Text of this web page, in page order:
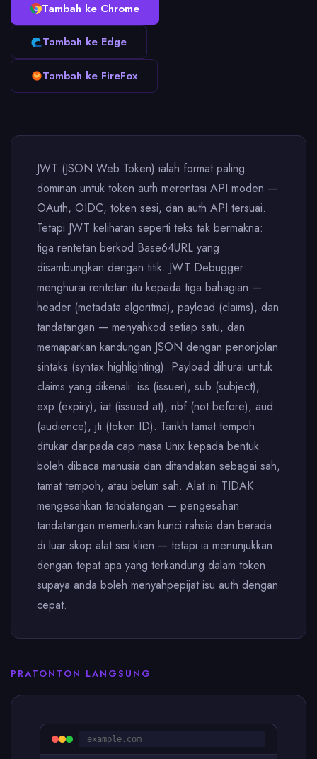
Tambah ke Chrome
Tambah ke Edge
Tambah ke FireFox
JWT (JSON Web Token) ialah format paling
dominan untuk token auth merentasi API moden —
OAuth, OIDC, token sesi, dan auth API tersuai.
Tetapi JWT kelihatan seperti teks tak bermakna:
tiga rentetan berkod Base64URL yang
disambungkan dengan titik. JWT Debugger
menghurai rentetan itu kepada tiga bahagian —
header (metadata algoritma), payload (claims), dan
tandatangan — menyahkod setiap satu, dan
memaparkan kandungan JSON dengan penonjolan
sintaks (syntax highlighting). Payload dihurai untuk
claims yang dikenali: iss (issuer), sub (subject),
exp (expiry), iat (issued at), nbf (not before), aud
(audience), jti (token ID). Tarikh tamat tempoh
ditukar daripada cap masa Unix kepada bentuk
boleh dibaca manusia dan ditandakan sebagai sah,
tamat tempoh, atau belum sah. Alat ini TIDAK
mengesahkan tandatangan — pengesahan
tandatangan memerlukan kunci rahsia dan berada
di luar skop alat sisi klien — tetapi ia menunjukkan
dengan tepat apa yang terkandung dalam token
supaya anda boleh menyahpepijat isu auth dengan
cepat.
PRATONTON LANGSUNG
example.com